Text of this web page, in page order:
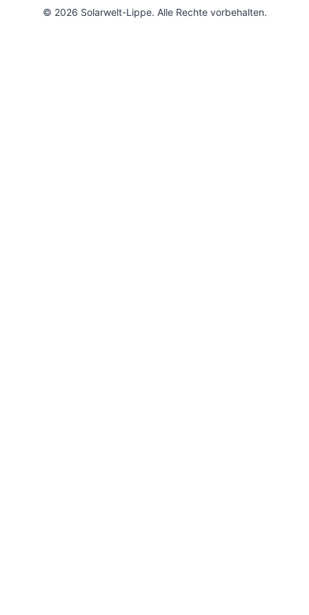
© 2026 Solarwelt-Lippe. Alle Rechte vorbehalten.